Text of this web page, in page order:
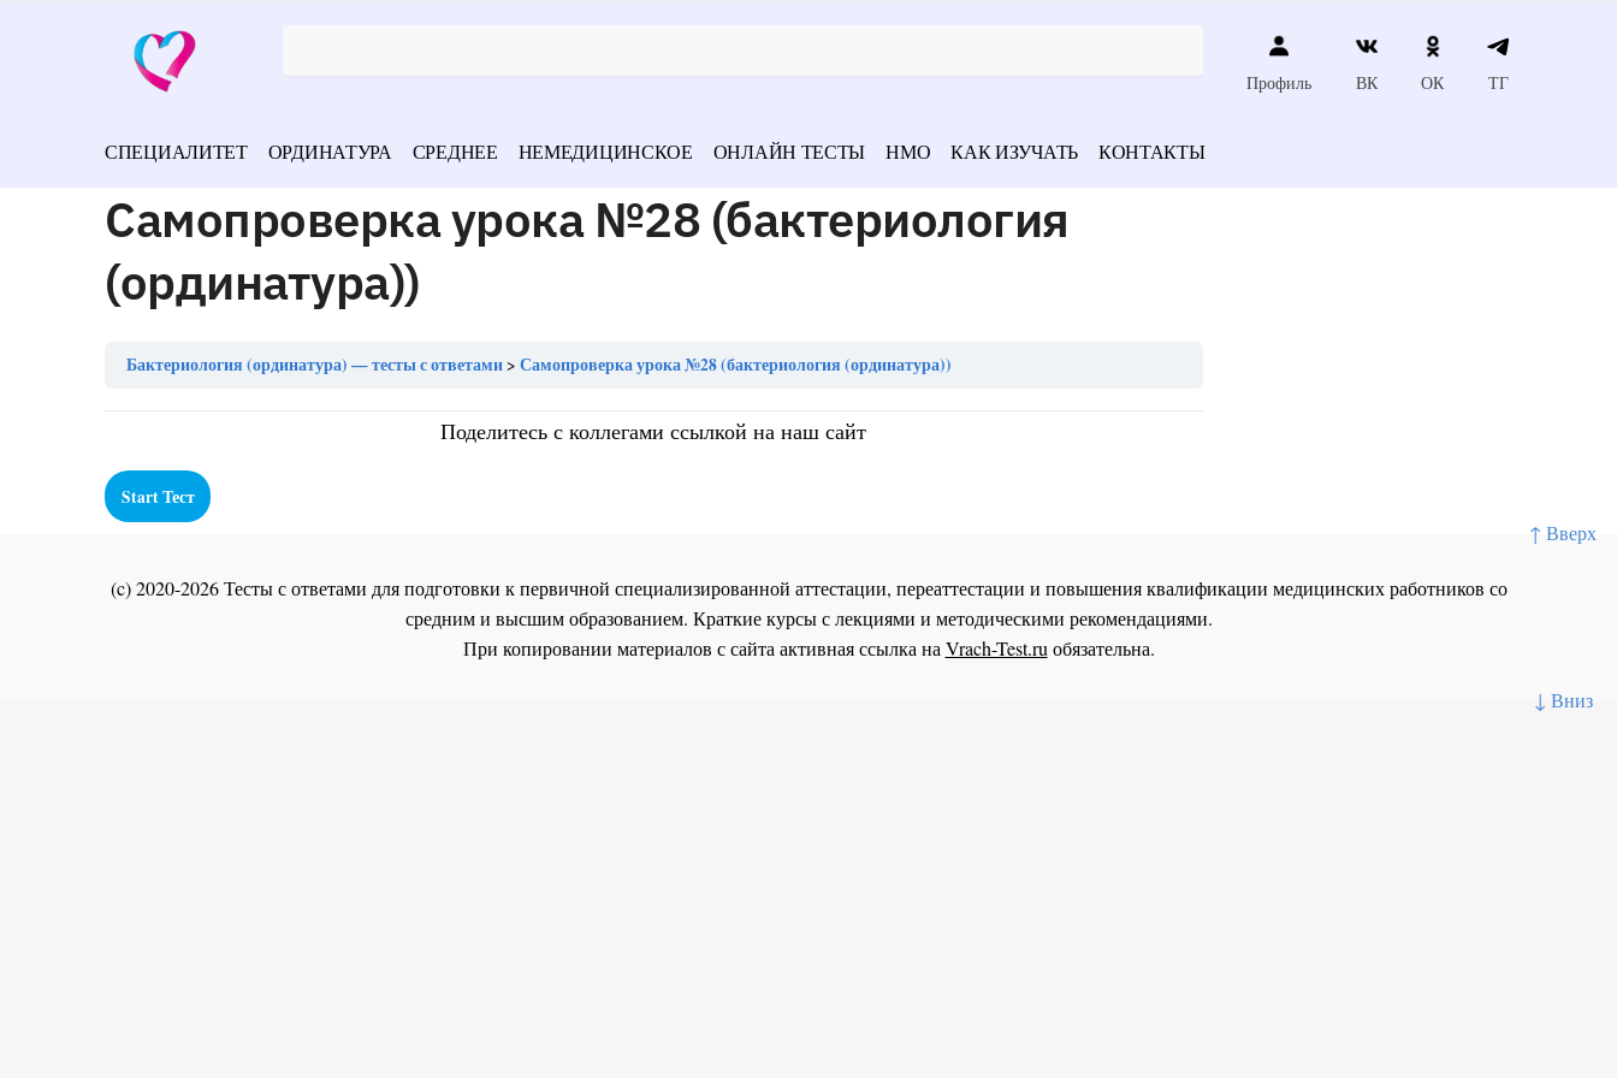
↑ Вверх
↓ Вниз
Профиль ВК ОК ТГ
СПЕЦИАЛИТЕТ ОРДИНАТУРА СРЕДНЕЕ НЕМЕДИЦИНСКОЕ ОНЛАЙН ТЕСТЫ НМО КАК ИЗУЧАТЬ КОНТАКТЫ
Самопроверка урока №28 (бактериология
(ординатура))
Бактериология (ординатура) — тесты с ответами Самопроверка урока №28 (бактериология (ординатура))
Поделитесь с коллегами ссылкой на наш сайт
(c) 2020-2026 Тесты с ответами для подготовки к первичной специализированной аттестации, переаттестации и повышения квалификации медицинских работников со
средним и высшим образованием. Краткие курсы с лекциями и методическими рекомендациями.
При копировании материалов с сайта активная ссылка на Vrach-Test.ru обязательна.